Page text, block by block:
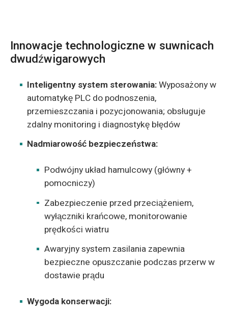
Innowacje technologiczne w suwnicach
dwudźwigarowych
Inteligentny system sterowania:Wyposażony w
automatykę PLC do podnoszenia,
przemieszczania i pozycjonowania; obsługuje
zdalny monitoring i diagnostykę błędów
Nadmiarowość bezpieczeństwa:
Podwójny układ hamulcowy (główny +
pomocniczy)
Zabezpieczenie przed przeciążeniem,
wyłączniki krańcowe, monitorowanie
prędkości wiatru
Awaryjny system zasilania zapewnia
bezpieczne opuszczanie podczas przerw w
dostawie prądu
Wygoda konserwacji: